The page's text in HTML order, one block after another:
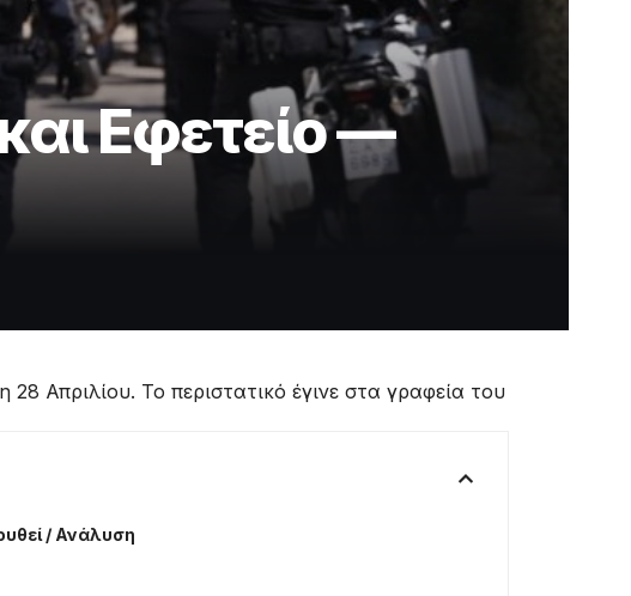
Εφετείο —
Απριλίου. Το περιστατικό έγινε στα γραφεία του
/ Ανάλυση